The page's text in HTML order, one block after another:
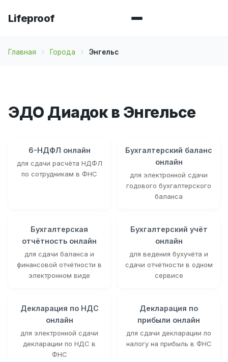
Lifeproof
Главная Города Энгельс
ЭДО Диадок в Энгельсе
6-НДФЛ онлайн
для сдачи расчёта НДФЛ
по сотрудникам в ФНС
Бухгалтерский баланс
онлайн
для электронной сдачи
годового бухгалтерского
баланса
Бухгалтерская
отчётность онлайн
для сдачи баланса и
финансовой отчётности в
электронном виде
Бухгалтерский учёт
онлайн
для ведения бухучёта и
сдачи отчётности в одном
сервисе
Декларация по НДС
онлайн
для электронной сдачи
декларации по НДС в
ФНС
Декларация по
прибыли онлайн
для сдачи декларации по
налогу на прибыль в ФНС